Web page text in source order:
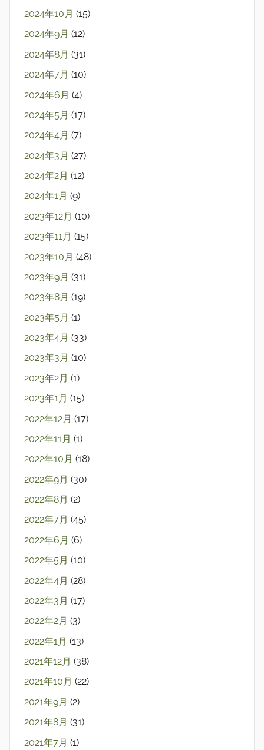
2024年10月 (15)
2024年9月 (12)
2024年8月 (31)
2024年7月 (10)
2024年6月 (4)
2024年5月 (17)
2024年4月 (7)
2024年3月 (27)
2024年2月 (12)
2024年1月 (9)
2023年12月 (10)
2023年11月 (15)
2023年10月 (48)
2023年9月 (31)
2023年8月 (19)
2023年5月 (1)
2023年4月 (33)
2023年3月 (10)
2023年2月 (1)
2023年1月 (15)
2022年12月 (17)
2022年11月 (1)
2022年10月 (18)
2022年9月 (30)
2022年8月 (2)
2022年7月 (45)
2022年6月 (6)
2022年5月 (10)
2022年4月 (28)
2022年3月 (17)
2022年2月 (3)
2022年1月 (13)
2021年12月 (38)
2021年10月 (22)
2021年9月 (2)
2021年8月 (31)
2021年7月 (1)